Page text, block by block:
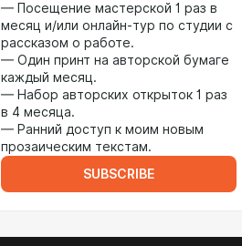
— Посещение мастерской 1 раз в
месяц и/или онлайн-тур по студии с
рассказом о работе.
— Один принт на авторской бумаге
каждый месяц.
— Набор авторских открыток 1 раз
в 4 месяца.
— Ранний доступ к моим новым
прозаическим текстам.
SUBSCRIBE